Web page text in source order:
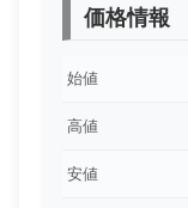
価格情報
始値
高値
安値